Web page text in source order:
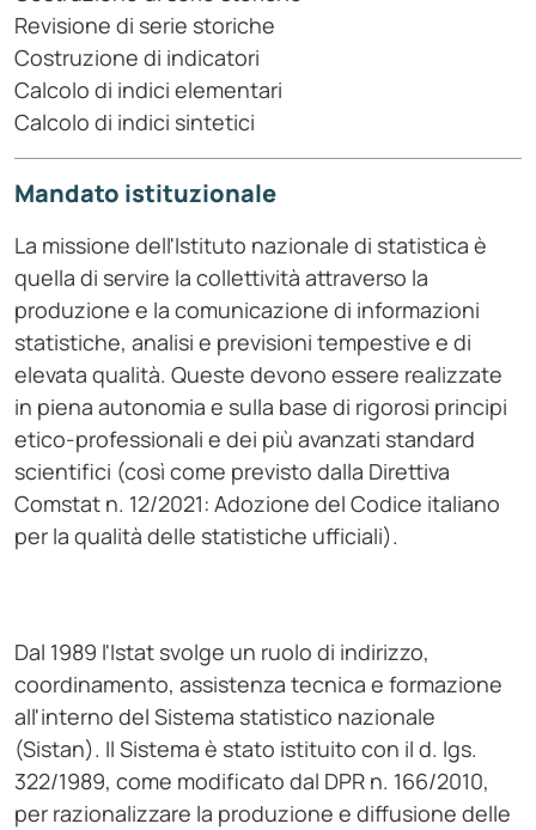
Revisione di serie storiche
Costruzione di indicatori
Calcolo di indici elementari
Calcolo di indici sintetici
Mandato istituzionale
La missione dell'Istituto nazionale di statistica è
quella di servire la collettività attraverso la
produzione e la comunicazione di informazioni
statistiche, analisi e previsioni tempestive e di
elevata qualità. Queste devono essere realizzate
in piena autonomia e sulla base di rigorosi principi
etico-professionali e dei più avanzati standard
scientifici (così come previsto dalla Direttiva
Comstat n. 12/2021: Adozione del Codice italiano
per la qualità delle statistiche ufficiali).
Dal 1989 l'Istat svolge un ruolo di indirizzo,
coordinamento, assistenza tecnica e formazione
all'interno del Sistema statistico nazionale
(Sistan). Il Sistema è stato istituito con il d. lgs.
322/1989, come modificato dal DPR n. 166/2010,
per razionalizzare la produzione e diffusione delle